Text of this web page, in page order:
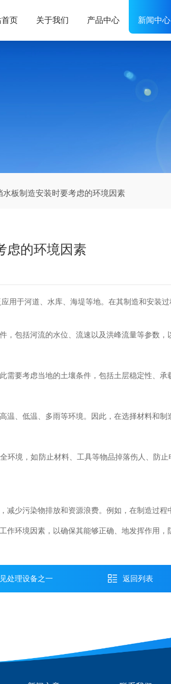
首页 关于我们 产品中心 新闻中心
水板制造安装时要考虑的环境因素
虑的环境因素
用于河道、水库、海堤等地。在其制造和安装
包括河流的水位、流速以及洪峰流量等参数，
要考虑当地的土壤条件，包括土层稳定性、承
低温、多雨等环境。因此，在选择材料和制
境，如防止材料、工具等物品掉落伤人、防止
少污染物排放和资源浪费。例如，在制造过程
环境因素，以确保其能够正确、地发挥作用，
处理设备之一 返回列表